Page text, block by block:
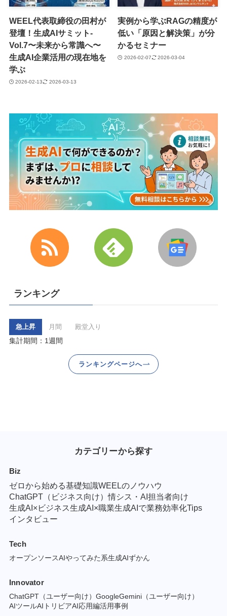
WEEL代表取締役の田村が
登壇！生成AIサミット-
Vol.7〜未来から常識へ〜
生成AI企業活用の現在地を
学ぶ
2026-02-13 2026-03-13
実例から学ぶRAGの精度が
低い「原因と解決策」が分
かるセミナー
2026-02-07 2026-03-04
ランキング
急上昇 月間 殿堂入り
集計期間：1週間
ランキングページへ
カテゴリーから探す
Biz
ゼロから始める基礎知識WEELのノウハウ
ChatGPT（ビジネス向け）情シス・AI担当者向け
生成AI×ビジネス生成AI×職業生成AIで業務効率化Tips
インタビュー
Tech
オープンソースAIやってみた系生成AIずかん
Innovator
ChatGPT（ユーザー向け） GoogleGemini（ユーザー向け）
AIツールAIトリビアAI応用編活用事例